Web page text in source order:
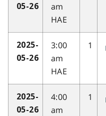
05-26
am
HAE
2025-
05-26
3:00
am
HAE
1
2025-
05-26
4:00
am
1